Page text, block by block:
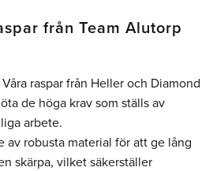
från Team Alutorp
Våra raspar från Heller och Diamond
de höga krav som ställs av
arbete.
av robusta material för att ge lång
skärpa, vilket säkerställer